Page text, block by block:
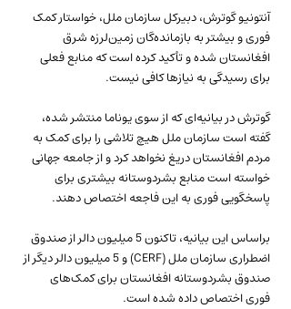
آنتونیو گوترش، دبیرکل سازمان ملل، خواستار کمک
فوری و بیشتر به بازمانده‌گان زمین‌لرزه شرق
افغانستان شده و تأکید کرده است که منابع فعلی
برای رسیدگی به نیازها کافی نیست.
گوترش در بیانیه‌ای که از سوی یوناما منتشر شده،
گفته است سازمان ملل هیچ تلاشی را برای کمک به
مردم افغانستان دریغ نخواهد کرد و از جامعه جهانی
خواسته است منابع بشردوستانه بیشتری برای
پاسخگویی فوری به این فاجعه اختصاص دهند.
براساس این بیانیه، تاکنون 5 میلیون دالر از صندوق
اضطراری سازمان ملل (CERF) و 5 میلیون دالر دیگر از
صندوق بشردوستانه افغانستان برای کمک‌های
فوری اختصاص داده شده است.